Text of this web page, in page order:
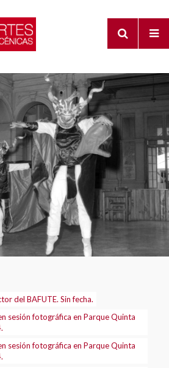
del BAFUTE. Sin fecha.
sesión fotográfica en Parque Quinta
sesión fotográfica en Parque Quinta